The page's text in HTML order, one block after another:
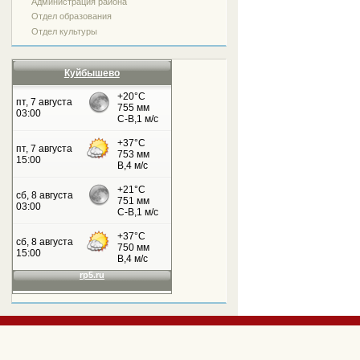
Отдел образования
Отдел культуры
Куйбышево